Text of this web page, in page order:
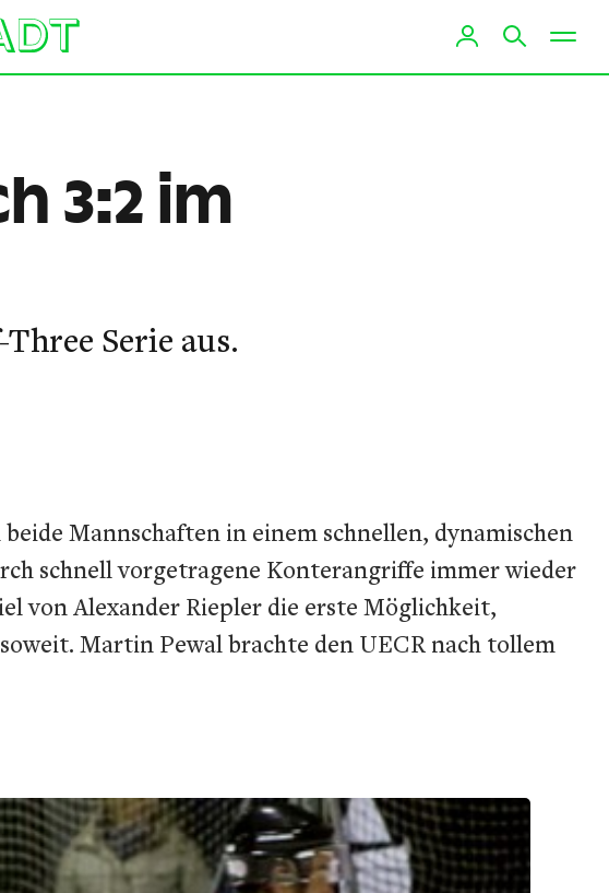
3:2 im
Serie aus.
Mannschaften in einem schnellen, dynamischen
schnell vorgetragene Konterangriffe immer wieder
von Alexander Riepler die erste Möglichkeit,
Martin Pewal brachte den UECR nach tollem